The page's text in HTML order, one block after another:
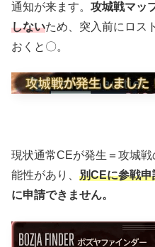
通知が来ます。 攻城戦マッ
しないため、突入前にロス
おくと〇。
現状通常CEが発生＝攻城
能性があり、 別CEに参戦
に申請できません。